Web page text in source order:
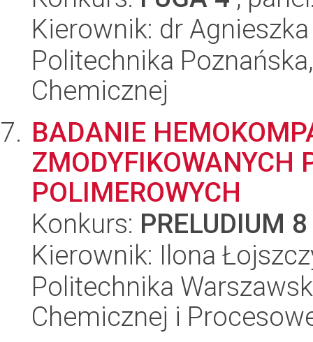
Kierownik: dr
Politechnika
Chemicznej
BADANIE
ZMODYFIKOWANYCH
POLIMEROWYCH
Konkurs: PRELUDIUM 8
Kierownik: Ilona
Politechnika
Chemicznej i